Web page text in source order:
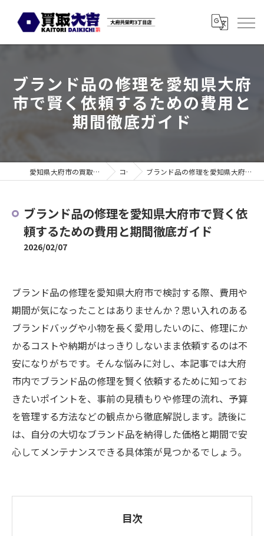
ブランド品の修理を愛知県大府
市で賢く依頼するための費用と
期間徹底ガイド
愛知県大府市の買取なら買取大吉 大府共栄町3丁目店 コラム ブランド品の修理を愛知県大府市で賢く依頼するための費用と期間徹底ガイド
ブランド品の修理を愛知県大府市で賢く依
頼するための費用と期間徹底ガイド
2026/02/07
ブランド品の修理を愛知県大府市で検討する際、費用や
期間が気になったことはありませんか？思い入れのある
ブランドバッグや小物を長く愛用したいのに、修理にか
かるコストや納期がはっきりしないまま依頼するのは不
安になりがちです。そんな悩みに対し、本記事では大府
市内でブランド品の修理を賢く依頼するために知ってお
きたいポイントを、事前の見積もりや修理の流れ、予算
を管理する方法などの観点から徹底解説します。読後に
は、自分の大切なブランド品を納得した価格と期間で安
心してメンテナンスできる具体策が見つかるでしょう。
目次